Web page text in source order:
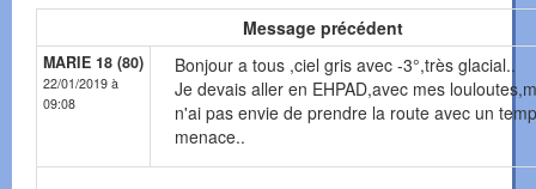
Message précédent
MARIE 18 (80)
22/01/2019 à
09:08
Bonjour a tous ,ciel gris avec -3°,très glacial..
Je devais aller en EHPAD,avec mes
n'ai pas envie de prendre la route avec un
menace..